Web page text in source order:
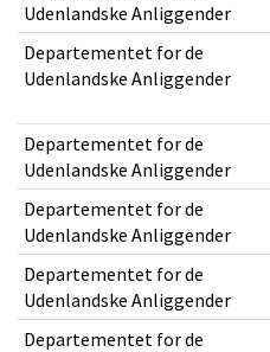
Udenlandske Anliggender
Departementet for de
Udenlandske Anliggender
Departementet for de
Udenlandske Anliggender
Departementet for de
Udenlandske Anliggender
Departementet for de
Udenlandske Anliggender
Departementet for de